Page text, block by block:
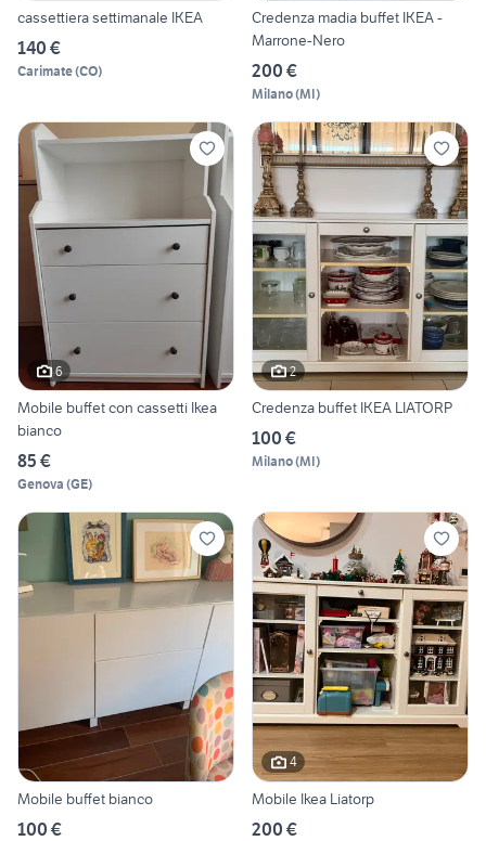
cassettiera settimanale IKEA
140 €
Carimate(CO)
Credenza madia buffet IKEA -
Marrone-Nero
200 €
Milano(MI)
6
Mobile buffet con cassetti Ikea
bianco
85 €
Genova (GE)
2
Credenza buffet IKEA LIATORP
100 €
Milano(MI)
Mobile buffet bianco
100 €
4
Mobile Ikea Liatorp
200 €